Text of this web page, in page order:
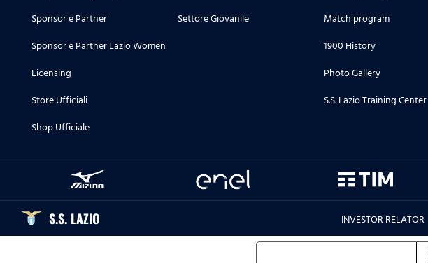
Sponsor e Partner
Sponsor e Partner Lazio Women
Licensing
Store Ufficiali
Shop Ufficiale
Settore Giovanile
Match program
1900 History
Photo Gallery
S.S. Lazio Training Center
S.S. LAZIO INVESTOR RELATOR